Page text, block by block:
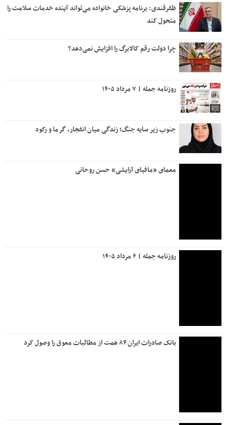
ظفرقندی: برنامه پزشکی خانواده می‌تواند آینده خدمات سلامت را
متحول کند
چرا دولت رقم کالابرگ را افزایش نمی‌دهد؟
روزنامه جمله | ۷ مرداد ۱۴۰۵
جنوب زیر سایه جنگ؛ زندگی میان انفجار، گرما و رکود
معمای «مافیای آرایشی» حسن روحانی
روزنامه جمله | ۶ مرداد ۱۴۰۵
بانک صادرات ایران ۸۴ همت از مطالبات معوق را وصول کرد